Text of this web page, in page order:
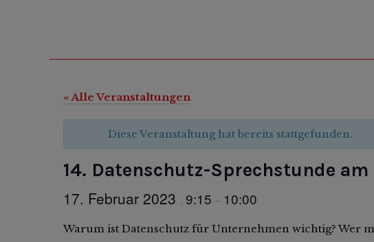
« Alle Veranstaltungen
Diese Veranstaltung hat bereits stattgefunden.
14. Datenschutz-Sprechstunde am
17. Februar 2023 9:15 – 10:00
Warum ist Datenschutz für Unternehmen wichtig? Wer